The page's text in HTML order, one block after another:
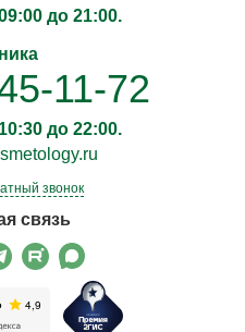
до 21:00.
11-72
до 22:00.
звонок
связь